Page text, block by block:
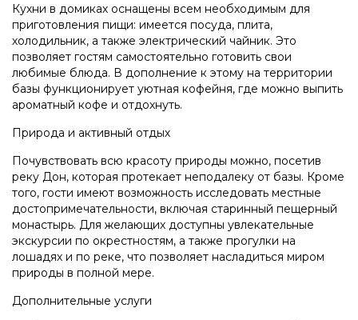
Кухни в домиках оснащены всем необходимым для
приготовления пищи: имеется посуда, плита,
холодильник, а также электрический чайник. Это
позволяет гостям самостоятельно готовить свои
любимые блюда. В дополнение к этому на территории
базы функционирует уютная кофейня, где можно выпить
ароматный кофе и отдохнуть.
Природа и активный отдых
Почувствовать всю красоту природы можно, посетив
реку Дон, которая протекает неподалеку от базы. Кроме
того, гости имеют возможность исследовать местные
достопримечательности, включая старинный пещерный
монастырь. Для желающих доступны увлекательные
экскурсии по окрестностям, а также прогулки на
лошадях и по реке, что позволяет насладиться миром
природы в полной мере.
Дополнительные услуги